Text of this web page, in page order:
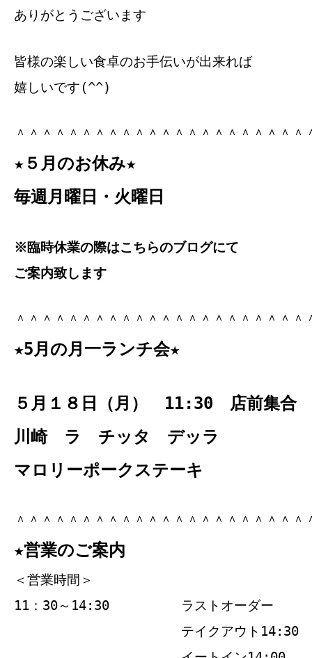
ありがとうございます
皆様の楽しい食卓のお手伝いが出来れば
嬉しいです(^^)
＾＾＾＾＾＾＾＾＾＾＾＾＾＾＾＾＾＾＾＾＾
★５月のお休み★
毎週月曜日・火曜日
※臨時休業の際はこちらのブログにて
ご案内致します
＾＾＾＾＾＾＾＾＾＾＾＾＾＾＾＾＾＾＾＾＾
★5月の月一ランチ会★
５月１８日（月） 11:30 店前集合
川崎 ラ チッタ デッラ
マロリーポークステーキ
＾＾＾＾＾＾＾＾＾＾＾＾＾＾＾＾＾＾＾＾＾
★営業のご案内
＜営業時間＞
11：30～14:30
ラストオーダー
テイクアウト14:30